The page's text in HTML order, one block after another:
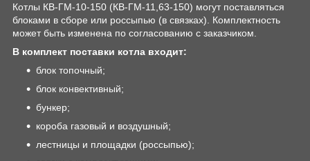
Котлы КВ-ГМ-10-150 (КВ-ГМ-11,63-150) могут поставляться
блоками в сборе или россыпью (в связках). Комплектность
может быть изменена по согласованию с заказчиком.
В комплект поставки котла входит:
блок топочный;
блок конвективный;
бункер;
короба газовый и воздушный;
лестницы и площадки (россыпью);